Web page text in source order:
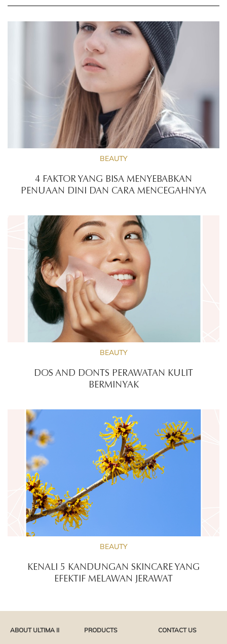
BEAUTY
4 FAKTOR YANG BISA MENYEBABKAN
PENUAAN DINI DAN CARA MENCEGAHNYA
BEAUTY
DOS AND DONTS PERAWATAN KULIT
BERMINYAK
BEAUTY
KENALI 5 KANDUNGAN SKINCARE YANG
EFEKTIF MELAWAN JERAWAT
ABOUT ULTIMA II PRODUCTS CONTACT US